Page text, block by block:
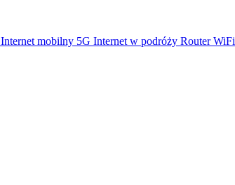
Internet mobilny 5G Internet w podróży Router WiFi